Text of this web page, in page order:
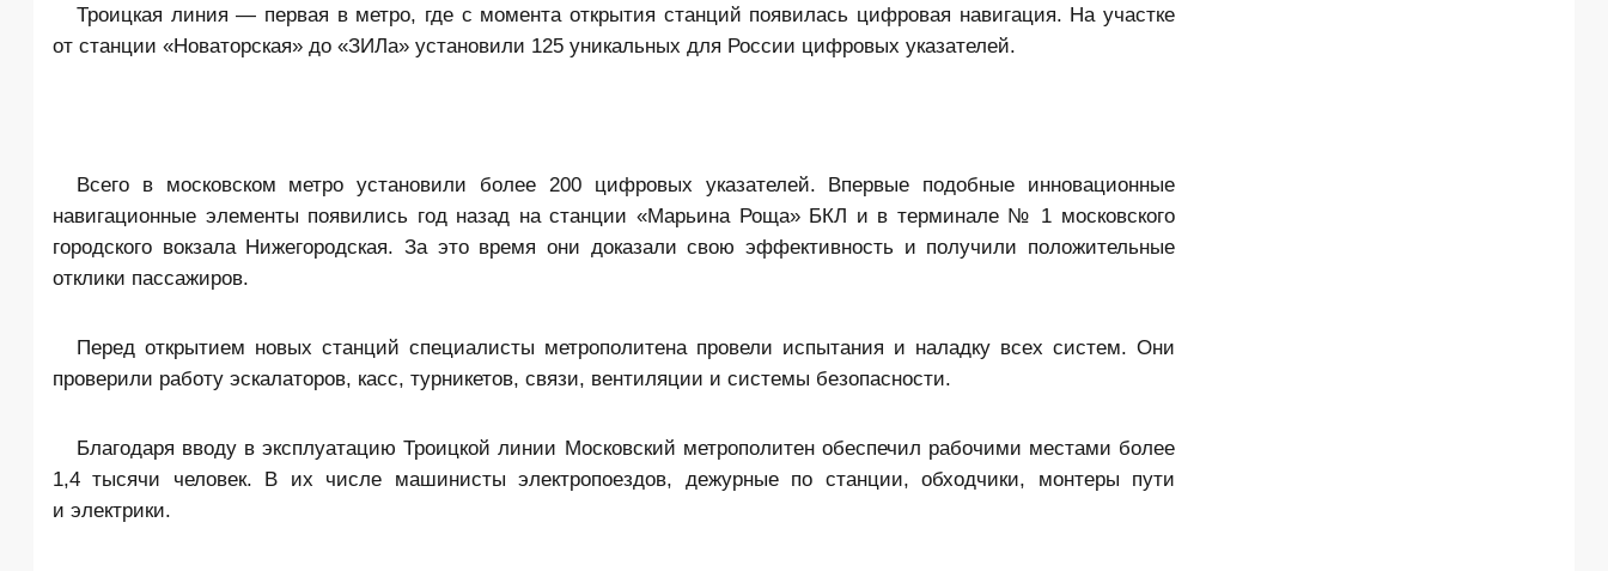
Троицкая линия — первая в метро, где с момента открытия станций появилась цифровая навигация. На участке
от станции «Новаторская» до «ЗИЛа» установили 125 уникальных для России цифровых указателей.
Всего в московском метро установили более 200 цифровых указателей. Впервые подобные инновационные
навигационные элементы появились год назад на станции «Марьина Роща» БКЛ и в терминале № 1 московского
городского вокзала Нижегородская. За это время они доказали свою эффективность и получили положительные
отклики пассажиров.
Перед открытием новых станций специалисты метрополитена провели испытания и наладку всех систем. Они
проверили работу эскалаторов, касс, турникетов, связи, вентиляции и системы безопасности.
Благодаря вводу в эксплуатацию Троицкой линии Московский метрополитен обеспечил рабочими местами более
1,4 тысячи человек. В их числе машинисты электропоездов, дежурные по станции, обходчики, монтеры пути
и электрики.